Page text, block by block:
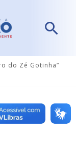
do Zé Gotinha”